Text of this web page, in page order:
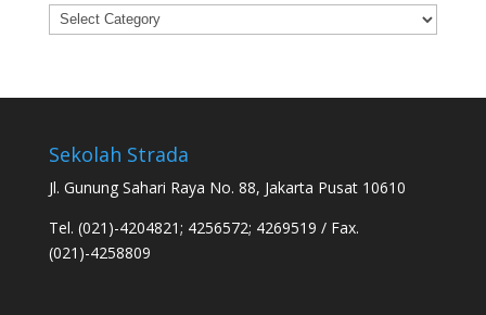
Categories
Sekolah Strada
Jl. Gunung Sahari Raya No. 88, Jakarta Pusat 10610
Tel. (021)-4204821; 4256572; 4269519 / Fax.
(021)-4258809